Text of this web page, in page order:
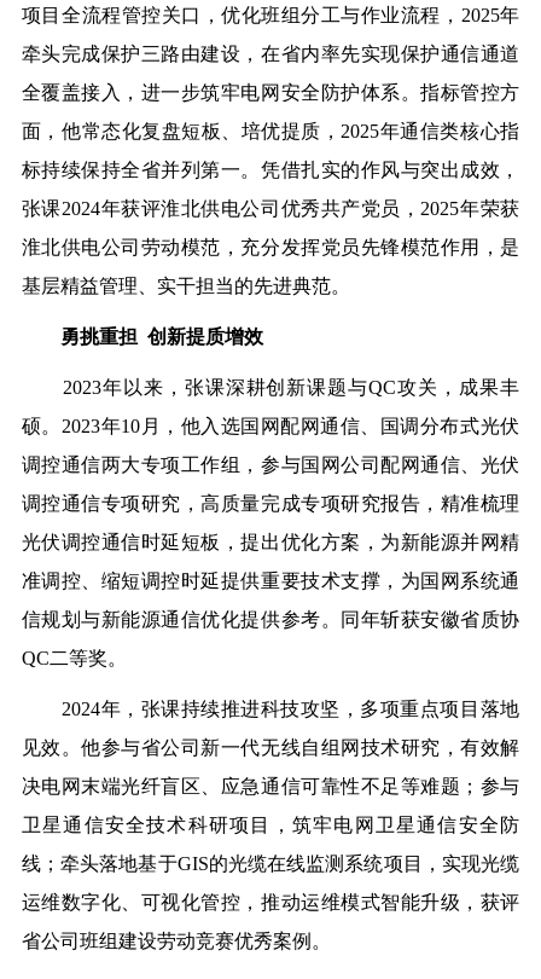
项目全流程管控关口，优化班组分工与作业流程，2025年
牵头完成保护三路由建设，在省内率先实现保护通信通道
全覆盖接入，进一步筑牢电网安全防护体系。指标管控方
面，他常态化复盘短板、培优提质，2025年通信类核心指
标持续保持全省并列第一。凭借扎实的作风与突出成效，
张课2024年获评淮北供电公司优秀共产党员，2025年荣获
淮北供电公司劳动模范，充分发挥党员先锋模范作用，是
基层精益管理、实干担当的先进典范。
勇挑重担 创新提质增效
2023年以来，张课深耕创新课题与QC攻关，成果丰
硕。2023年10月，他入选国网配网通信、国调分布式光伏
调控通信两大专项工作组，参与国网公司配网通信、光伏
调控通信专项研究，高质量完成专项研究报告，精准梳理
光伏调控通信时延短板，提出优化方案，为新能源并网精
准调控、缩短调控时延提供重要技术支撑，为国网系统通
信规划与新能源通信优化提供参考。同年斩获安徽省质协
QC二等奖。
2024年，张课持续推进科技攻坚，多项重点项目落地
见效。他参与省公司新一代无线自组网技术研究，有效解
决电网末端光纤盲区、应急通信可靠性不足等难题；参与
卫星通信安全技术科研项目，筑牢电网卫星通信安全防
线；牵头落地基于GIS的光缆在线监测系统项目，实现光缆
运维数字化、可视化管控，推动运维模式智能升级，获评
省公司班组建设劳动竞赛优秀案例。